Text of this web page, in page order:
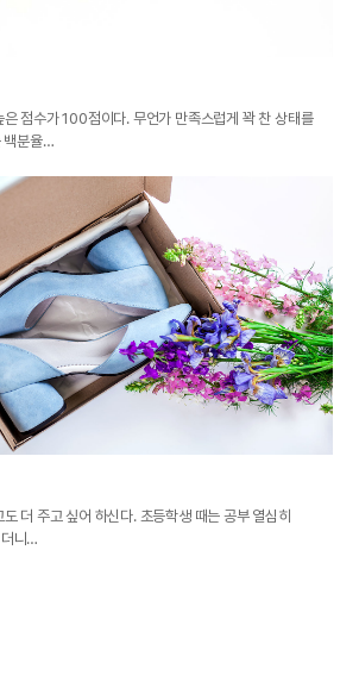
점수가 100점이다. 무언가 만족스럽게 꽉 찬 상태를
백분율…
더 주고 싶어 하신다. 초등학생 때는 공부 열심히
더니…